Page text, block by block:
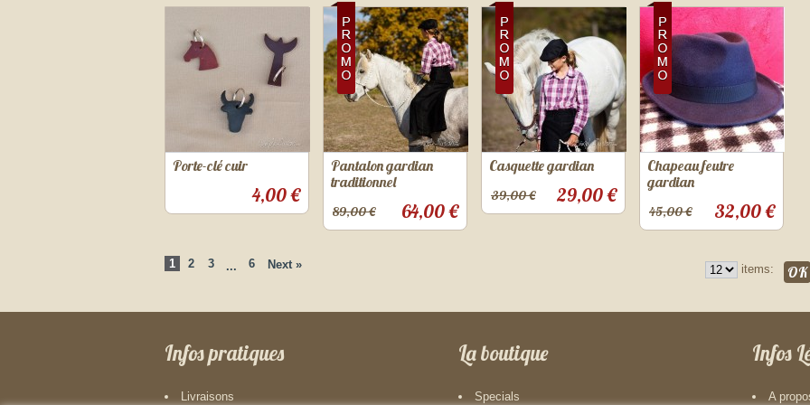
Porte-clé cuir
4,00 €
Pantalon gardian
traditionnel
64,00 €
89,00 €
Casquette gardian
29,00 €
39,00 €
Chapeau feutre
gardian
32,00 €
45,00 €
1 2 3 ... 6 Next » items:
Infos pratiques
Livraisons
La boutique
Specials
Infos
A